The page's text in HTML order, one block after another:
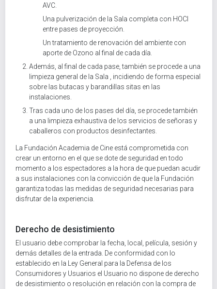
AVC.
Una pulverización de la Sala completa con HOCI
entre pases de proyección.
Un tratamiento de renovación del ambiente con
aporte de Ozono al final de cada día.
Además, al final de cada pase, también se procede a una
limpieza general de la Sala , incidiendo de forma especial
sobre las butacas y barandillas sitas en las
instalaciones.
Tras cada uno de los pases del día, se procede también
a una limpieza exhaustiva de los servicios de señoras y
caballeros con productos desinfectantes.
La Fundación Academia de Cine está comprometida con
crear un entorno en el que se dote de seguridad en todo
momento a los espectadores a la hora de que puedan acudir
a sus instalaciones con la convicción de que la Fundación
garantiza todas las medidas de seguridad necesarias para
disfrutar de la experiencia.
Derecho de desistimiento
El usuario debe comprobar la fecha, local, película, sesión y
demás detalles de la entrada. De conformidad con lo
establecido en la Ley General para la Defensa de los
Consumidores y Usuarios el Usuario no dispone de derecho
de desistimiento o resolución en relación con la compra de